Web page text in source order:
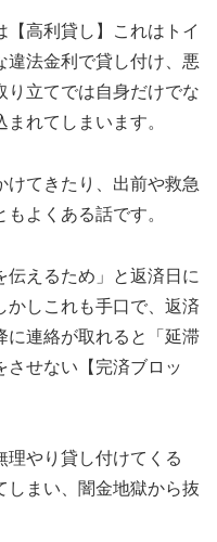
高利貸し】これはトイ
違法金利で貸し付け、悪
り立てでは自身だけでな
れてしまいます。
けてきたり、出前や救急
よくある話です。
伝えるため」と返済日に
かしこれも手口で、返済
に連絡が取れると「延滞
させない【完済ブロッ
理やり貸し付けてくる
しまい、闇金地獄から抜